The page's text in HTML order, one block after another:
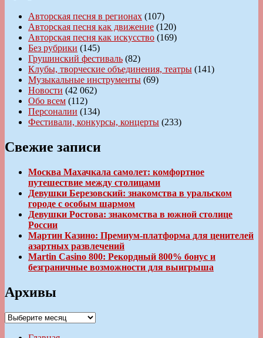
Авторская песня в регионах (107)
Авторская песня как движение (120)
Авторская песня как искусство (169)
Без рубрики (145)
Грушинский фестиваль (82)
Клубы, творческие объединения, театры (141)
Музыкальные инструменты (69)
Новости (42 062)
Обо всем (112)
Персоналии (134)
Фестивали, конкурсы, концерты (233)
Свежие записи
Москва Махачкала самолет: комфортное
путешествие между столицами
Девушки Березовский: знакомства в уральском
городе с особым шармом
Девушки Ростова: знакомства в южной столице
России
Мартин Казино: Премиум-платформа для ценителей
азартных развлечений
Martin Casino 800: Рекордный 800% бонус и
безграничные возможности для выигрыша
Архивы
Архивы